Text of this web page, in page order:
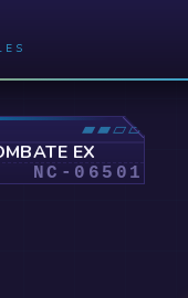
▰▰▱▱
⤢
EX
NC- 06501